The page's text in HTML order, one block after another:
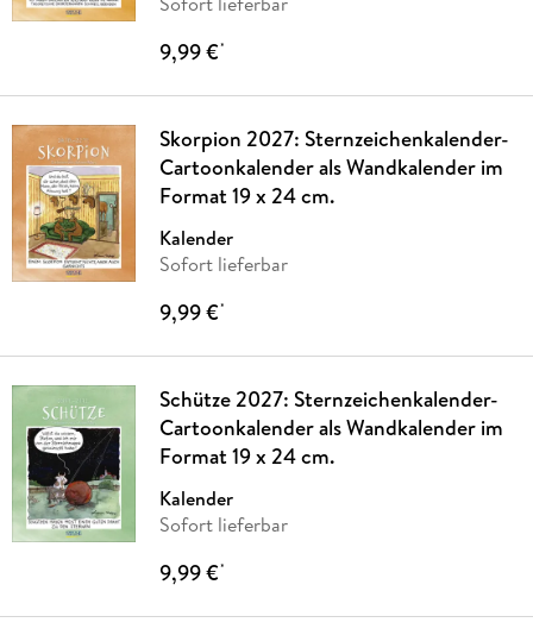
9,99 €*
Skorpion 2027: Sternzeichenkalender-
Cartoonkalender als Wandkalender im
Format 19 x 24 cm.
Kalender
Sofort lieferbar
9,99 €*
Schütze 2027: Sternzeichenkalender-
Cartoonkalender als Wandkalender im
Format 19 x 24 cm.
Kalender
Sofort lieferbar
9,99 €*